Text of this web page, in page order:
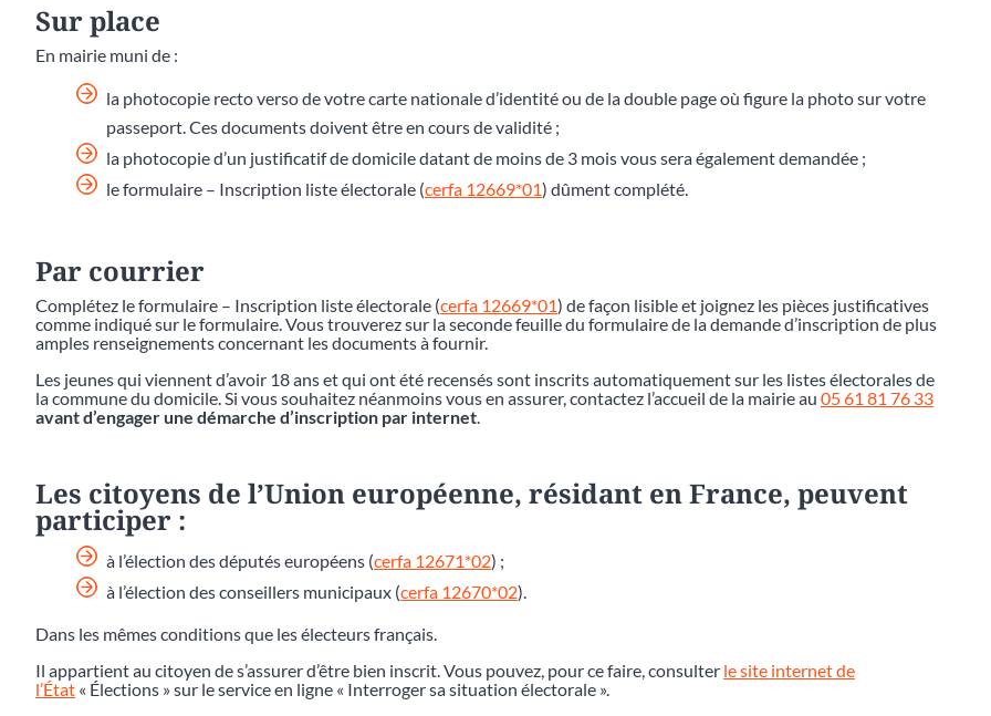
Sur place
En mairie muni de :
la photocopie recto verso de votre carte nationale d’identité ou de la double page où figure la photo sur votre
passeport. Ces documents doivent être en cours de validité ;
la photocopie d’un justificatif de domicile datant de moins de 3 mois vous sera également demandée ;
le formulaire – Inscription liste électorale (cerfa 12669*01) dûment complété.
Par courrier
Complétez le formulaire – Inscription liste électorale (cerfa 12669*01) de façon lisible et joignez les pièces justificatives
comme indiqué sur le formulaire. Vous trouverez sur la seconde feuille du formulaire de la demande d’inscription de plus
amples renseignements concernant les documents à fournir.
Les jeunes qui viennent d’avoir 18 ans et qui ont été recensés sont inscrits automatiquement sur les listes électorales de
la commune du domicile. Si vous souhaitez néanmoins vous en assurer, contactez l’accueil de la mairie au 05 61 81 76 33
avant d’engager une démarche d’inscription par internet
Les citoyens de l’Union européenne, résidant en France, peuvent
participer :
à l’élection des députés européens (cerfa 12671*02) ;
à l’élection des conseillers municipaux (cerfa 12670*02).
Dans les mêmes conditions que les électeurs français.
Il appartient au citoyen de s’assurer d’être bien inscrit. Vous pouvez, pour ce faire, consulter le site internet de
l’État « Élections » sur le service en ligne « Interroger sa situation électorale ».